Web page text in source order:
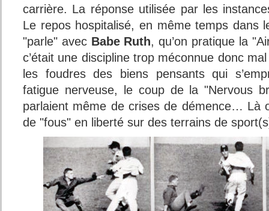
carrière. La réponse utilisée par les
Le repos hospitalisé, en même temps dans
"parle" avec Babe Ruth, qu’on pratique la
c’était une discipline trop méconnue donc
les foudres des biens pensants qui
fatigue nerveuse, le coup de la "Nervous
parlaient même de crises de démence… Là
de "fous" en liberté sur des terrains de